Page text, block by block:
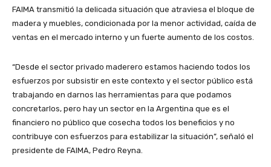
FAIMA transmitió la delicada situación que atraviesa el bloque de
madera y muebles, condicionada por la menor actividad, caída de
ventas en el mercado interno y un fuerte aumento de los costos.
“Desde el sector privado maderero estamos haciendo todos los
esfuerzos por subsistir en este contexto y el sector público está
trabajando en darnos las herramientas para que podamos
concretarlos, pero hay un sector en la Argentina que es el
financiero no público que cosecha todos los beneficios y no
contribuye con esfuerzos para estabilizar la situación”, señaló el
presidente de FAIMA, Pedro Reyna.